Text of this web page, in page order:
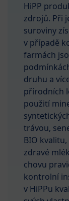
HiPP
zdrojů. Při
suroviny
v případě
farmách
druhu a
přírodních
použití
trávou,
BIO
zdravé
chovu
kontrolní
v HiPPu